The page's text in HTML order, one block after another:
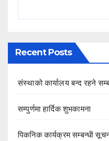
Recent Posts
संस्थाको कार्यालय बन्द रहने
सम्पुर्णमा हार्दिक शुभकामना
पिकनिक कार्यक्रम सम्बन्धी